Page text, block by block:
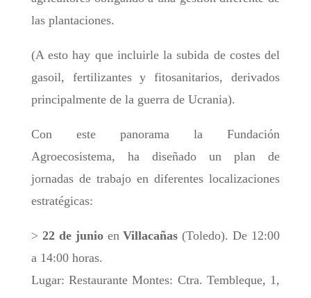
las plantaciones.
(A esto hay que incluirle la subida de costes del
gasoil, fertilizantes y fitosanitarios, derivados
principalmente de la guerra de Ucrania).
Con este panorama la Fundación
Agroecosistema, ha diseñado un plan de
jornadas de trabajo en diferentes localizaciones
estratégicas:
> 22 de junioenVillacañas(Toledo). De 12:00
a 14:00 horas.
Lugar: Restaurante Montes: Ctra. Tembleque, 1,